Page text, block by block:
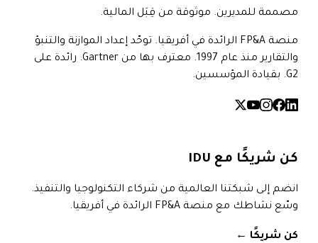
مصممة للمديرين. موثوقة من قِبَل المالية.
منصة FP&A الرائدة في أفريقيا. توحّد إعداد الموازنة والتنبؤ
والتقارير منذ عام 1997. معترف بها من Gartner. رائدة على
G2. بقيادة المؤسسين.
كن شريكًا مع IDU
انضم إلى شبكتنا العالمية من شركاء التكنولوجيا والتنفيذ.
وسّع نشاطك مع منصة FP&A الرائدة في أفريقيا.
كن شريكًا →